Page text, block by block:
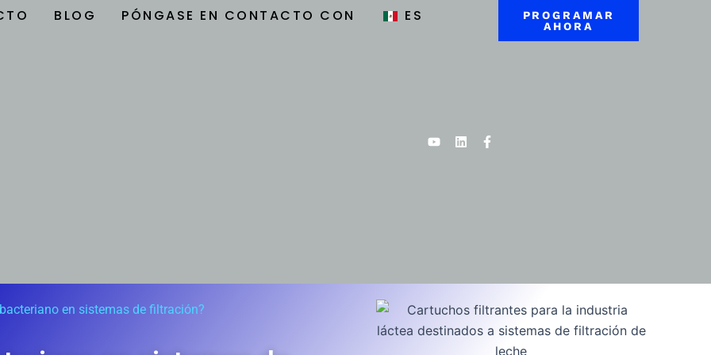
BLOG PÓNGASE EN CONTACTO CON ES
YoutubeLinkedinFacebook-
f
PROGRAMAR
AHORA
en sistemas de filtración?